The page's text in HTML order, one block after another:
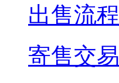
出售流程
寄售交易